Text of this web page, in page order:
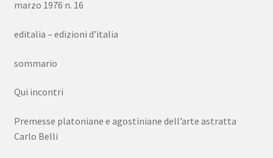
marzo 1976 n. 16
editalia – edizioni d’italia
sommario
Qui incontri
Premesse platoniane e agostiniane dell’arte astratta
Carlo Belli